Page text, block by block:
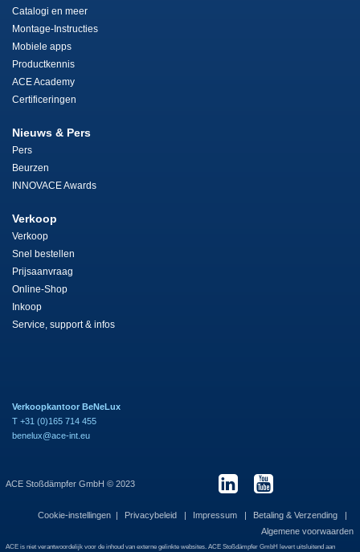
Catalogi en meer
Montage-Instructies
Mobiele apps
Productkennis
ACE Academy
Certificeringen
Nieuws & Pers
Pers
Beurzen
INNOVACE Awards
Verkoop
Verkoop
Snel bestellen
Prijsaanvraag
Online-Shop
Inkoop
Service, support & infos
Verkoopkantoor BeNeLux
T +31 (0)165 714 455
benelux@ace-int.eu
ACE Stoßdämpfer GmbH © 2023
Cookie-instellingen Privacybeleid Impressum
Betaling & Verzending
Algemene voorwaarden
ACE is niet verantwoordelijk voor de inhoud van externe gelinkte websites. ACE Stoßdämpfer GmbH levert uitsluitend aan